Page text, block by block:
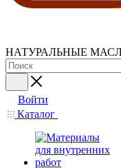
НАТУРАЛЬНЫЕ
Войти
Каталог